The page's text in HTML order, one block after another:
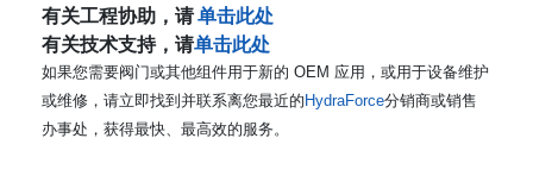
DESIGN TOOLS
CONTACT
购买地点
有关工程协助，请单击此处
有关技术支持，请单击此处
如果您需要阀门或其他组件用于新的 OEM 应用，或用于设备维护
或维修，请立即找到并联系离您最近的 HydraForce分销商或销售
办事处，获得最快、最高效的服务。